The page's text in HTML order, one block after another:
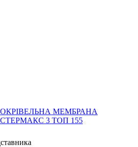
МЕМБРАНА
3 ТОП 155